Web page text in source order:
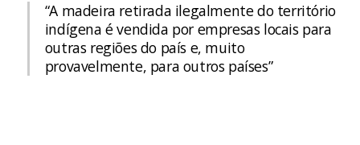
“A madeira retirada ilegalmente do território
indígena é vendida por empresas locais para
outras regiões do país e, muito
provavelmente, para outros países”